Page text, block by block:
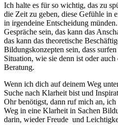
Ich halte es für so wichtig, das zu
die Zeit zu geben, diese Gefühle in
in irgendeine Entscheidung
Gespräche sein, das kann das
das kann das theoretische
Bildungskonzepten sein, dass
Situation, wie sie denn ist oder auch
Beratung.
Wenn ich dich auf deinem Weg
Suche nach Klarheit bist und
Ohr benötigst, dann ruf mich an,
Weg in eine Klarheit in Sachen
darin, wieder Freude und